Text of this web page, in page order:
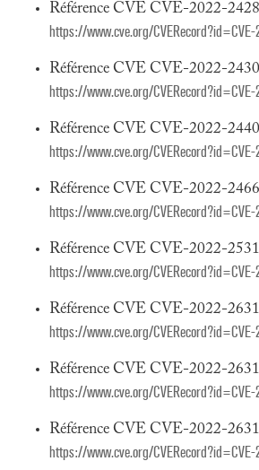
Référence CVE CVE-2022-
https://www.cve.org/
Référence CVE CVE-2022-
https://www.cve.org/
Référence CVE CVE-2022-
https://www.cve.org/
Référence CVE CVE-2022-
https://www.cve.org/CVERecord?id=CVE-
Référence CVE CVE-2022-
https://www.cve.org/CVERecord?id=CVE-
Référence CVE CVE-2022-
https://www.cve.org/
Référence CVE CVE-2022-
https://www.cve.org/
Référence CVE CVE-2022-
https://www.cve.org/